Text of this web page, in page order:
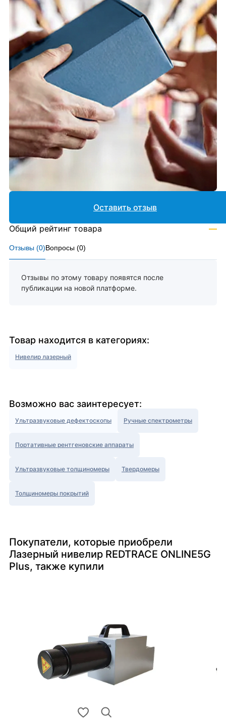
Отзывы (0)Вопросы (0)
Отзывы по этому товару появятся после
публикации на новой платформе.
Оставить отзыв
Общий рейтинг товара —
Товар находится в категориях:
Нивелир лазерный
Возможно вас заинтересует:
Ультразвуковые дефектоскопы Ручные спектрометры
Портативные рентгеновские аппараты
Ультразвуковые толщиномеры Твердомеры
Толщиномеры покрытий
Покупатели, которые приобрели
Лазерный нивелир REDTRACE ONLINE5G
Plus, также купили